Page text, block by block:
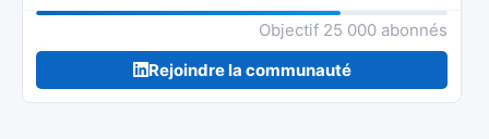
Objectif 25 000 abonnés
Rejoindre la communauté